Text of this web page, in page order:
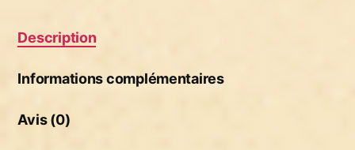
Description
Informations complémentaires
Avis (0)